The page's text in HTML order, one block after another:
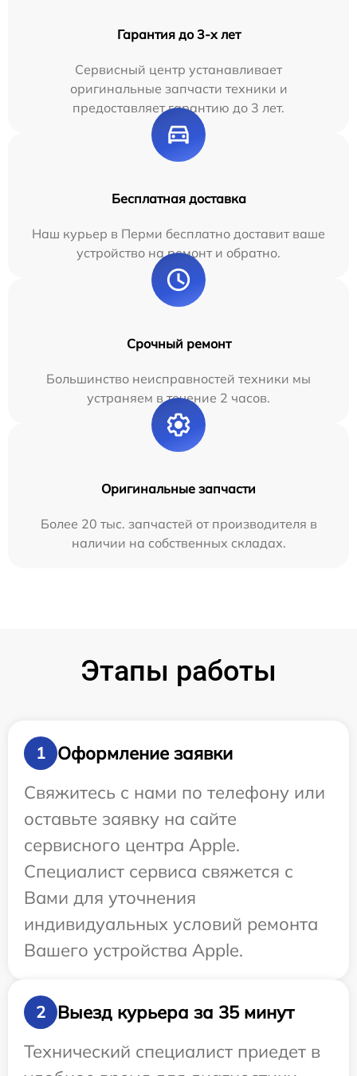
Гарантия до 3-х лет
Сервисный центр устанавливает
оригинальные запчасти техники и
предоставляет гарантию до 3 лет.
Бесплатная доставка
Наш курьер в Перми бесплатно доставит ваше
устройство на ремонт и обратно.
Срочный ремонт
Большинство неисправностей техники мы
устраняем в течение 2 часов.
Оригинальные запчасти
Более 20 тыс. запчастей от производителя в
наличии на собственных складах.
Этапы работы
1
Оформление заявки
Свяжитесь с нами по телефону или
оставьте заявку на сайте
сервисного центра Apple.
Специалист сервиса свяжется с
Вами для уточнения
индивидуальных условий ремонта
Вашего устройства Apple.
2
Выезд курьера за 35 минут
Технический специалист приедет в